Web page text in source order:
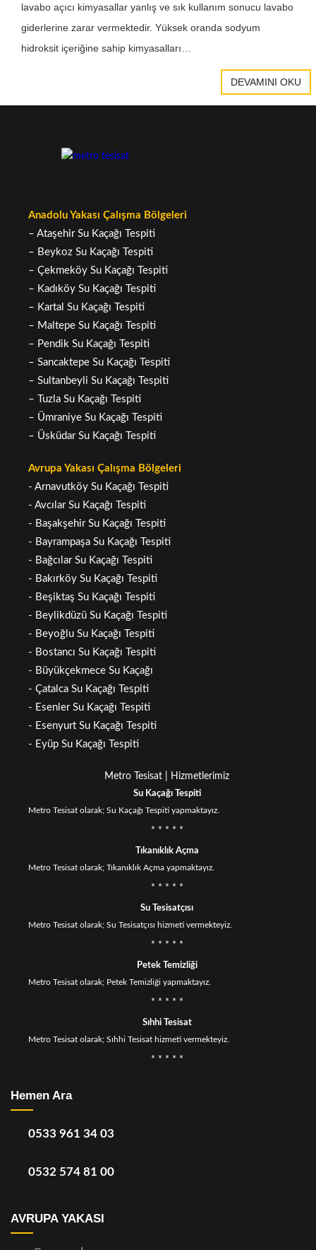
lavabo açıcı kimyasallar yanlış ve sık kullanım sonucu lavabo
giderlerine zarar vermektedir. Yüksek oranda sodyum
hidroksit içeriğine sahip kimyasalları…
DEVAMINI OKU
Anadolu Yakası Çalışma Bölgeleri
– Ataşehir Su Kaçağı Tespiti
– Beykoz Su Kaçağı Tespiti
– Çekmeköy Su Kaçağı Tespiti
– Kadıköy Su Kaçağı Tespiti
– Kartal Su Kaçağı Tespiti
– Maltepe Su Kaçağı Tespiti
– Pendik Su Kaçağı Tespiti
– Sancaktepe Su Kaçağı Tespiti
– Sultanbeyli Su Kaçağı Tespiti
– Tuzla Su Kaçağı Tespiti
– Ümraniye Su Kaçağı Tespiti
– Üsküdar Su Kaçağı Tespiti
Avrupa Yakası Çalışma Bölgeleri
- Arnavutköy Su Kaçağı Tespiti
- Avcılar Su Kaçağı Tespiti
- Başakşehir Su Kaçağı Tespiti
- Bayrampaşa Su Kaçağı Tespiti
- Bağcılar Su Kaçağı Tespiti
- Bakırköy Su Kaçağı Tespiti
- Beşiktaş Su Kaçağı Tespiti
- Beylikdüzü Su Kaçağı Tespiti
- Beyoğlu Su Kaçağı Tespiti
- Bostancı Su Kaçağı Tespiti
- Büyükçekmece Su Kaçağı
- Çatalca Su Kaçağı Tespiti
- Esenler Su Kaçağı Tespiti
- Esenyurt Su Kaçağı Tespiti
- Eyüp Su Kaçağı Tespiti
Metro Tesisat | Hizmetlerimiz
Su Kaçağı Tespiti
Metro Tesisat olarak; Su Kaçağı Tespiti yapmaktayız.
* * * * *
Tıkanıklık Açma
Metro Tesisat olarak; Tıkanıklık Açma yapmaktayız.
* * * * *
Su Tesisatçısı
Metro Tesisat olarak; Su Tesisatçısı hizmeti vermekteyiz.
* * * * *
Petek Temizliği
Metro Tesisat olarak; Petek Temizliği yapmaktayız.
* * * * *
Sıhhi Tesisat
Metro Tesisat olarak; Sıhhi Tesisat hizmeti vermekteyiz.
* * * * *
Hemen Ara
0533 961 34 03
0532 574 81 00
AVRUPA YAKASI